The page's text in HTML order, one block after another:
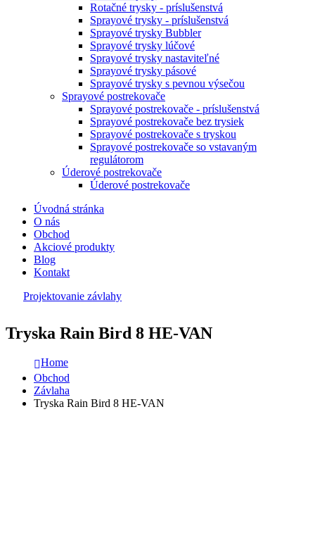
Rotačné trysky - príslušenstvá
Sprayové trysky - príslušenstvá
Sprayové trysky Bubbler
Sprayové trysky lúčové
Sprayové trysky nastaviteľné
Sprayové trysky pásové
Sprayové trysky s pevnou výsečou
Sprayové postrekovače
Sprayové postrekovače - príslušenstvá
Sprayové postrekovače bez trysiek
Sprayové postrekovače s tryskou
Sprayové postrekovače so vstavaným
regulátorom
Úderové postrekovače
Úderové postrekovače
Úvodná stránka
O nás
Obchod
Akciové produkty
Blog
Kontakt
Projektovanie závlahy
Tryska Rain Bird 8 HE-VAN
Home
Obchod
Závlaha
Tryska Rain Bird 8 HE-VAN